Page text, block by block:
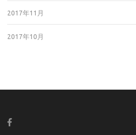
2017年11月
2017年10月